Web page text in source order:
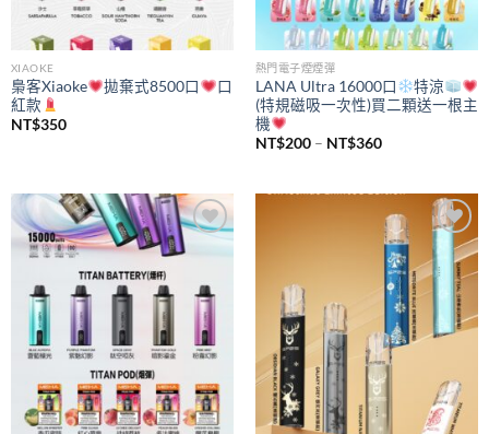
XIAOKE
梟客Xiaoke 拋棄式8500口
口
紅款
NT$350
熱門電子煙煙彈
LANA Ultra 16000口
特涼
(特規磁吸一次性)買二顆送一根主
機
NT$200 – NT$360價
NT$200
到
NT$360
Add to
Add to
wishlist